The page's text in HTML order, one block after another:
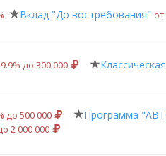
Вклад "До востребования"
до 300 000
до 500 000 Программа
2 000 000